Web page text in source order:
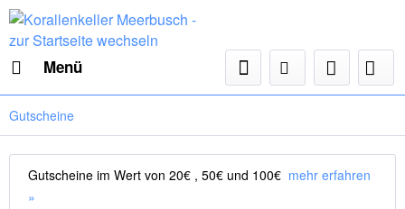
Menü
Gutscheine
Gutscheine im Wert von 20€ , 50€ und 100€ mehr erfahren
»